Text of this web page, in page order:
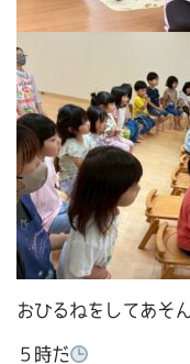
おひるねをしてあそ
５時だ